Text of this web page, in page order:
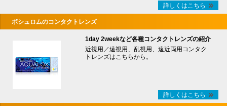
詳しくはこちら
ボシュロムのコンタクトレンズ
1day 2weekなど各種コンタクトレンズの紹介
近視用／遠視用、乱視用、遠近両用コンタク
トレンズはこちらから。
詳しくはこちら